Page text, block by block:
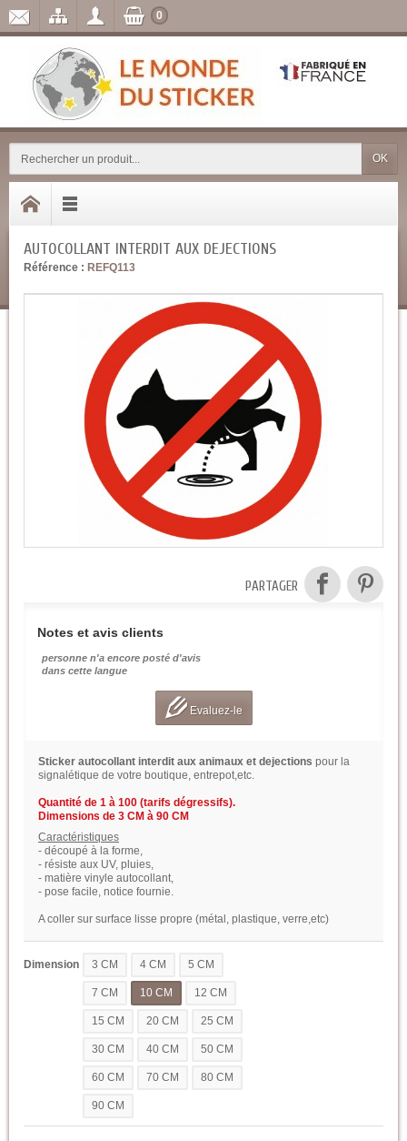
OK
0
AUTOCOLLANT INTERDIT AUX DEJECTIONS
Référence : REFQ113
PARTAGER
Notes et avis clients
personne n'a encore posté d'avis
dans cette langue
Evaluez-le
Sticker autocollant interdit aux animaux et dejections pour la
signalétique de votre boutique, entrepot,etc.
Quantité de 1 à 100 (tarifs dégressifs).
Dimensions de 3 CM à 90 CM
Caractéristiques
- découpé à la forme,
- résiste aux UV, pluies,
- matière vinyle autocollant,
- pose facile, notice fournie.
A coller sur surface lisse propre (métal, plastique, verre,etc)
Dimension 3 CM 4 CM 5 CM
7 CM 10 CM 12 CM
15 CM 20 CM 25 CM
30 CM 40 CM 50 CM
60 CM 70 CM 80 CM
90 CM